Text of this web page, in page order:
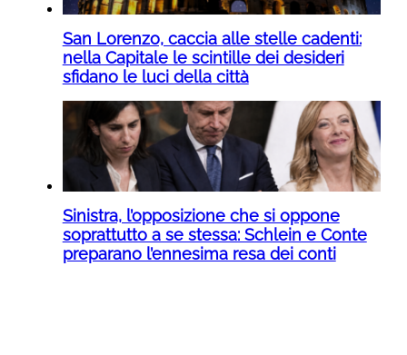
San Lorenzo, caccia alle stelle cadenti:
nella Capitale le scintille dei desideri
sfidano le luci della città
Sinistra, l’opposizione che si oppone
soprattutto a se stessa: Schlein e Conte
preparano l’ennesima resa dei conti